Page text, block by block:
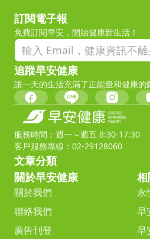
訂閱電子報
免費訂閱早安，開始健康新生活！
追蹤早安健康
讓一天的生活充滿了正能量和健康的
服務時間：週一～週五 8:30-17:30
客戶服務專線：02-29128060
文章分類
關於早安健康
關於我們
聯絡我們
廣告刊登
永
早
早